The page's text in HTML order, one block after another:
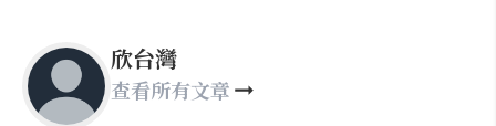
欣台灣
查看所有文章